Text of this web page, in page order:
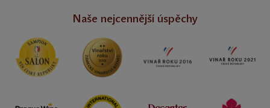
Naše nejcennější úspěchy